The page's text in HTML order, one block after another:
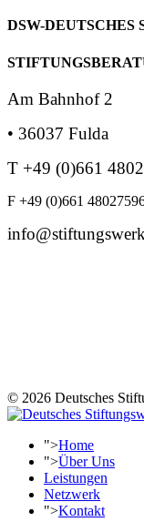
DSW-DEUTSCHES
Am Bahnhof 2
• 36037 Fulda
T +49 (0)661
F +49 (0)661
© 2026 Deutsches
">Home
">Über Uns
Leistungen
Netzwerk
">Kontakt